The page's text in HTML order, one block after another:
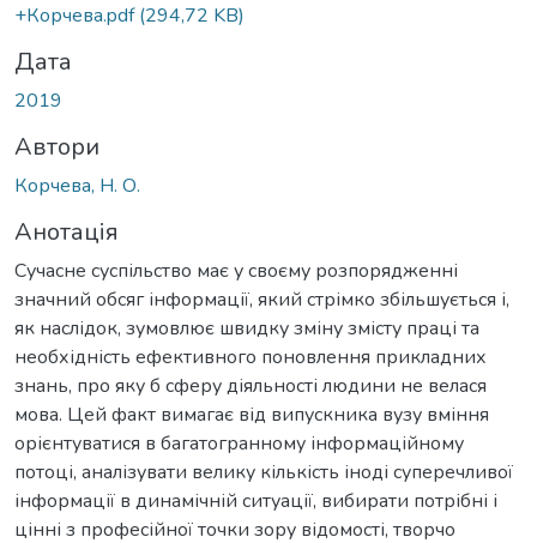
+Корчева.pdf(294,72 KB)
Дата
2019
Автори
Корчева, Н. О.
Анотація
Сучасне суспільство має у своєму розпорядженні
значний обсяг інформації, який стрімко збільшується і,
як наслідок, зумовлює швидку зміну змісту праці та
необхідність ефективного поновлення прикладних
знань, про яку б сферу діяльності людини не велася
мова. Цей факт вимагає від випускника вузу вміння
орієнтуватися в багатогранному інформаційному
потоці, аналізувати велику кількість іноді суперечливої
інформації в динамічній ситуації, вибирати потрібні і
цінні з професійної точки зору відомості, творчо